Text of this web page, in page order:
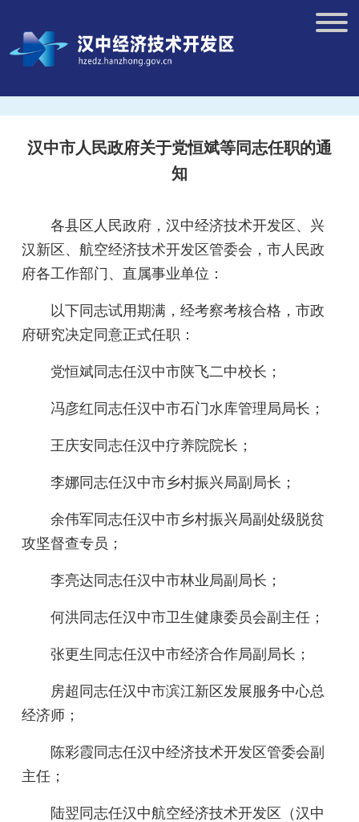
汉中市人民政府关于党恒斌等同志任职的通
知
各县区人民政府，汉中经济技术开发区、兴
汉新区、航空经济技术开发区管委会，市人民政
府各工作部门、直属事业单位：
以下同志试用期满，经考察考核合格，市政
府研究决定同意正式任职：
党恒斌同志任汉中市陕飞二中校长；
冯彦红同志任汉中市石门水库管理局局长；
王庆安同志任汉中疗养院院长；
李娜同志任汉中市乡村振兴局副局长；
余伟军同志任汉中市乡村振兴局副处级脱贫
攻坚督查专员；
李亮达同志任汉中市林业局副局长；
何洪同志任汉中市卫生健康委员会副主任；
张更生同志任汉中市经济合作局副局长；
房超同志任汉中市滨江新区发展服务中心总
经济师；
陈彩霞同志任汉中经济技术开发区管委会副
主任；
陆翌同志任汉中航空经济技术开发区（汉中